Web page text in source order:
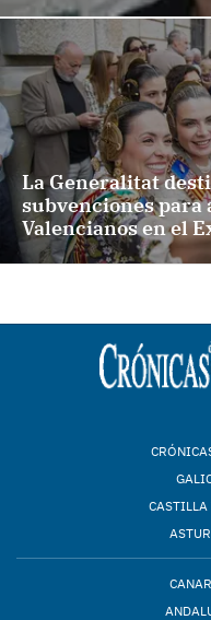
La Generalitat
subvenciones para
Valencianos en el
CASTILLA